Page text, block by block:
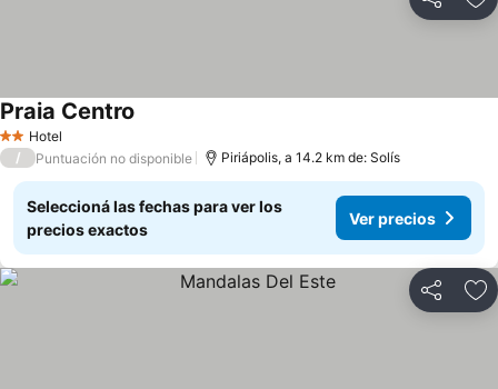
Compartir
2 Estrellas
Hotel
Praia Centro
/ Puntuación no disponible Piriápolis, a 14.2 km de: Solís
Seleccioná las fechas para ver los
precios exactos
Ver precios
Compartir